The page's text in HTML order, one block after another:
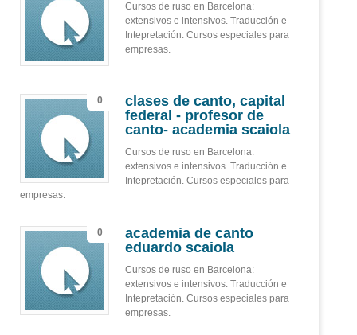
Cursos de ruso en Barcelona:
extensivos e intensivos. Traducción e
Intepretación. Cursos especiales para
empresas.
0
clases de canto, capital
federal - profesor de
canto- academia scaiola
Cursos de ruso en Barcelona:
extensivos e intensivos. Traducción e
Intepretación. Cursos especiales para
empresas.
0
academia de canto
eduardo scaiola
Cursos de ruso en Barcelona:
extensivos e intensivos. Traducción e
Intepretación. Cursos especiales para
empresas.